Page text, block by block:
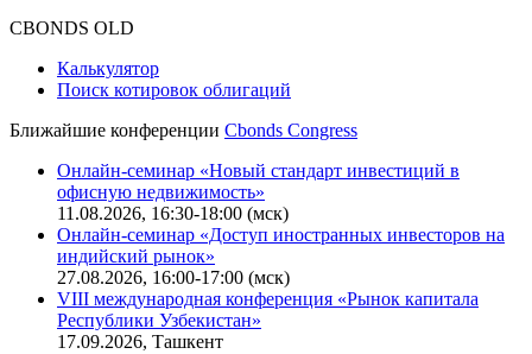
CBONDS OLD
Калькулятор
Поиск котировок облигаций
Ближайшие конференции Cbonds Congress
Онлайн-семинар «Новый стандарт инвестиций в
офисную недвижимость»
11.08.2026, 16:30-18:00 (мск)
Онлайн-семинар «Доступ иностранных инвесторов на
индийский рынок»
27.08.2026, 16:00-17:00 (мск)
VIII международная конференция «Рынок капитала
Республики Узбекистан»
17.09.2026, Ташкент